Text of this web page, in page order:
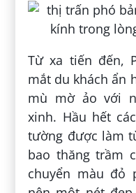
Từ xa tiến đến,
mắt du khách ẩn
mù mờ ảo với
xinh. Hầu hết
tường được làm
bao thăng trầm
chuyển màu đỏ